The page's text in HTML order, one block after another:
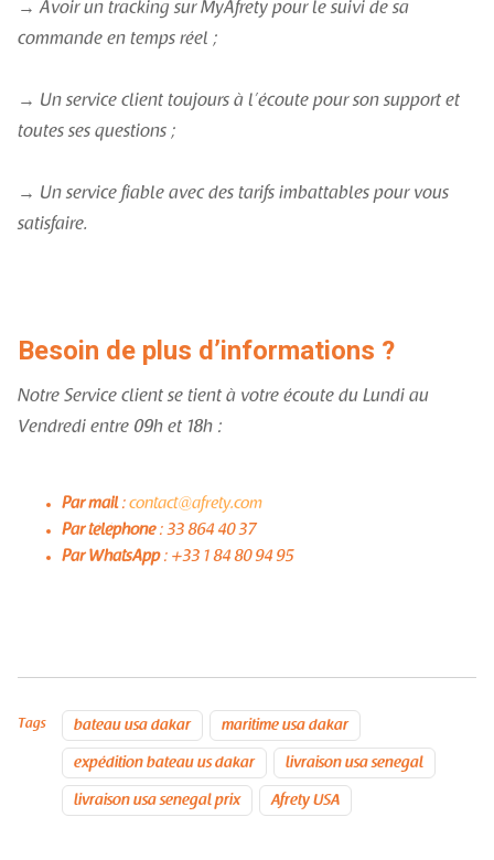
→ Avoir un tracking sur MyAfrety pour le suivi de sa
commande en temps réel ;
→ Un service client toujours à l’écoute pour son support et
toutes ses questions ;
→ Un service fiable avec des tarifs imbattables pour vous
satisfaire.
Besoin de plus d’informations ?
Notre Service client se tient à votre écoute du Lundi au
Vendredi entre 09h et 18h :
Par mail: contact@afrety.com
Par téléphone: 33 864 40 37
Par WhatsApp: +33 1 84 80 94 95
Tags bateau usa dakar maritime usa dakar
expédition bateau us dakar livraison usa senegal
livraison usa senegal prix Afrety USA